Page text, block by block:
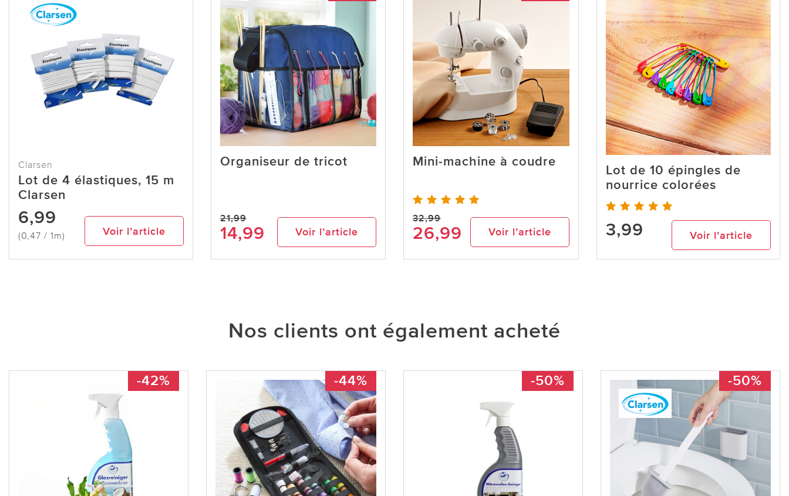
Clarsen
Lot de 4 élastiques, 15 m
Clarsen
6,99
(0,47 / 1m) Voir l’article
Organiseur de tricot
21,99
14,99 Voir l’article
Mini-machine à coudre
32,99
26,99 Voir l’article
Lot de 10 épingles de
nourrice colorées
3,99 Voir l’article
Nos clients ont également acheté
-42% -44% -50% -50%